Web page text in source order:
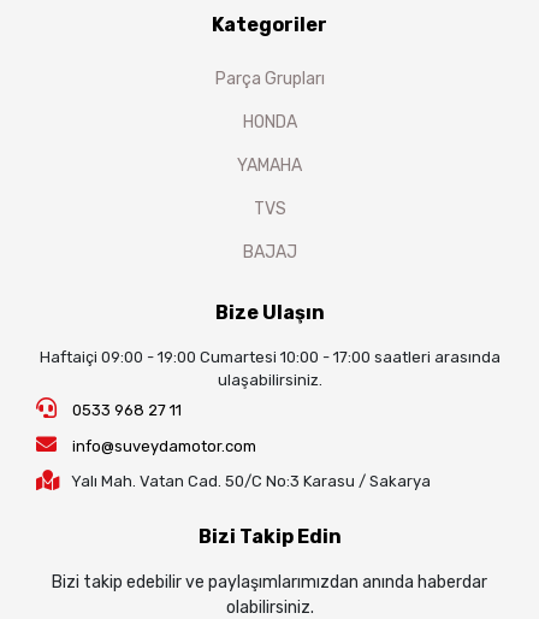
Kategoriler
Parça Grupları
HONDA
YAMAHA
TVS
BAJAJ
Bize Ulaşın
Haftaiçi 09:00 - 19:00 Cumartesi 10:00 - 17:00 saatleri arasında
ulaşabilirsiniz.
0533 968 27 11
info@suveydamotor.com
Yalı Mah. Vatan Cad. 50/C No:3 Karasu / Sakarya
Bizi Takip Edin
Bizi takip edebilir ve paylaşımlarımızdan anında haberdar
olabilirsiniz.